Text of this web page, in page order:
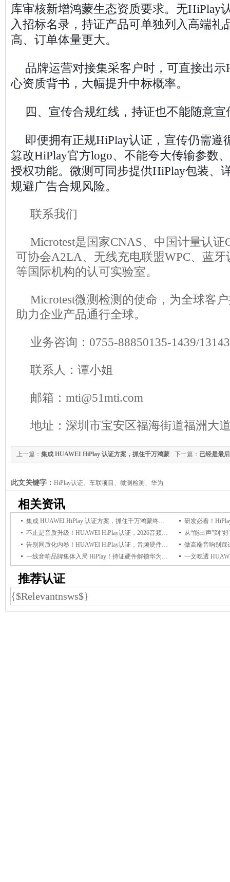
库审核新增鸿蒙生态资质要求。无HiPlay
入招标名录，持证产品可单独列入高端礼
高、订单体量更大。
品牌运营对接集采客户时，可直接出
心资质背书，大幅提升中标概率。
四、宣传合规红线，持证也不能随意宣
即便拥有正规HiPlay认证，宣传仍需遵
篡改HiPlay官方logo、不能夸大传输参数
授权功能。微测可同步提供HiPlay包装、
规避广告合规风险。
联系我们
Microtest是国家CNAS、中国计量认
可协会A2LA、无线充电联盟WPC、蓝
等国际机构的认可实验室。
Microtest微测检测的使命，为全球客
助力企业产品通行全球。
业务咨询：0755-88850135-1439/
联系人：谭小姐
邮箱：mti@51mti.com
地址：深圳市宝安区福海街道福洲大
下一篇： 已经是最
上一篇： 集成 HUAWEI HiPlay 认证方案，抓住千万鸿蒙
此文关键字： HiPlay认证、车联项目、微测检测、华为
相关资讯
集成 HUAWEI HiPlay 认证方案，抓住千万鸿蒙终端增量订单
不止是音质升级！HUAWEI HiPlay认证，2026音频品牌渠道破局与溢价变现利器
告别同质化内卷！HUAWEI HiPlay认证，音频硬件厂商的2026破局新机遇
一线音响品牌集体入局 HiPlay！持证硬件解锁华为全渠道供应链资源
推荐认证
{$Relevantnsws$}